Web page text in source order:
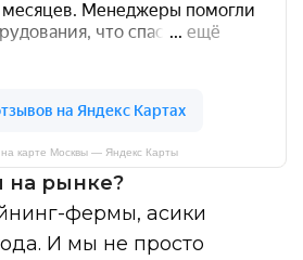
на карте Москвы — Яндекс Карты
на рынке?
фермы, асики
И мы не просто